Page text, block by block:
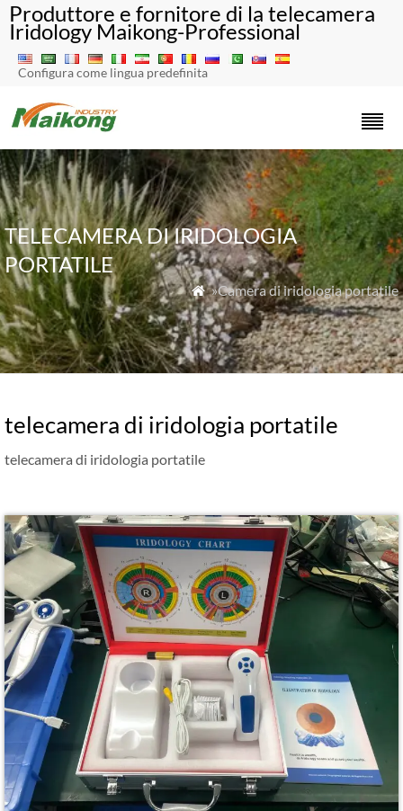
Produttore e fornitore di la telecamera
Iridology Maikong-Professional
Configura come lingua predefinita
TELECAMERA DI IRIDOLOGIA
PORTATILE
 »Camera di iridologia portatile
telecamera di iridologia portatile
telecamera di iridologia portatile